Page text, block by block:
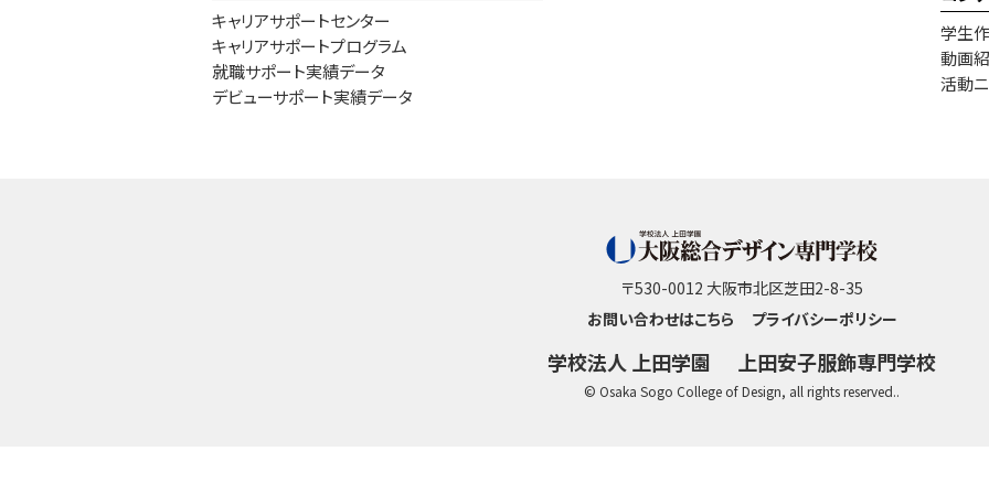
キャリアサポートセンター
キャリアサポートプログラム
就職サポート実績データ
デビューサポート実績データ
学生
動画
活動
〒530-0012 大阪市北区芝田2-8-35
お問い合わせはこちら
プライバシーポリシー
学校法人 上田学園 上田安子服飾専門学校
© Osaka Sogo College of Design, all rights reserved..